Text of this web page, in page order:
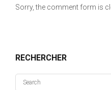
Sorry, the comment form is
RECHERCHER